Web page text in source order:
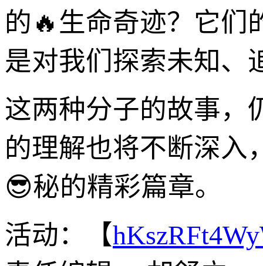
的🔥生命奇迹？它们
是对我们探索未知、
这两种分子的故事，
的理解也将不断深入
😎秘的精彩篇章。
活动：【